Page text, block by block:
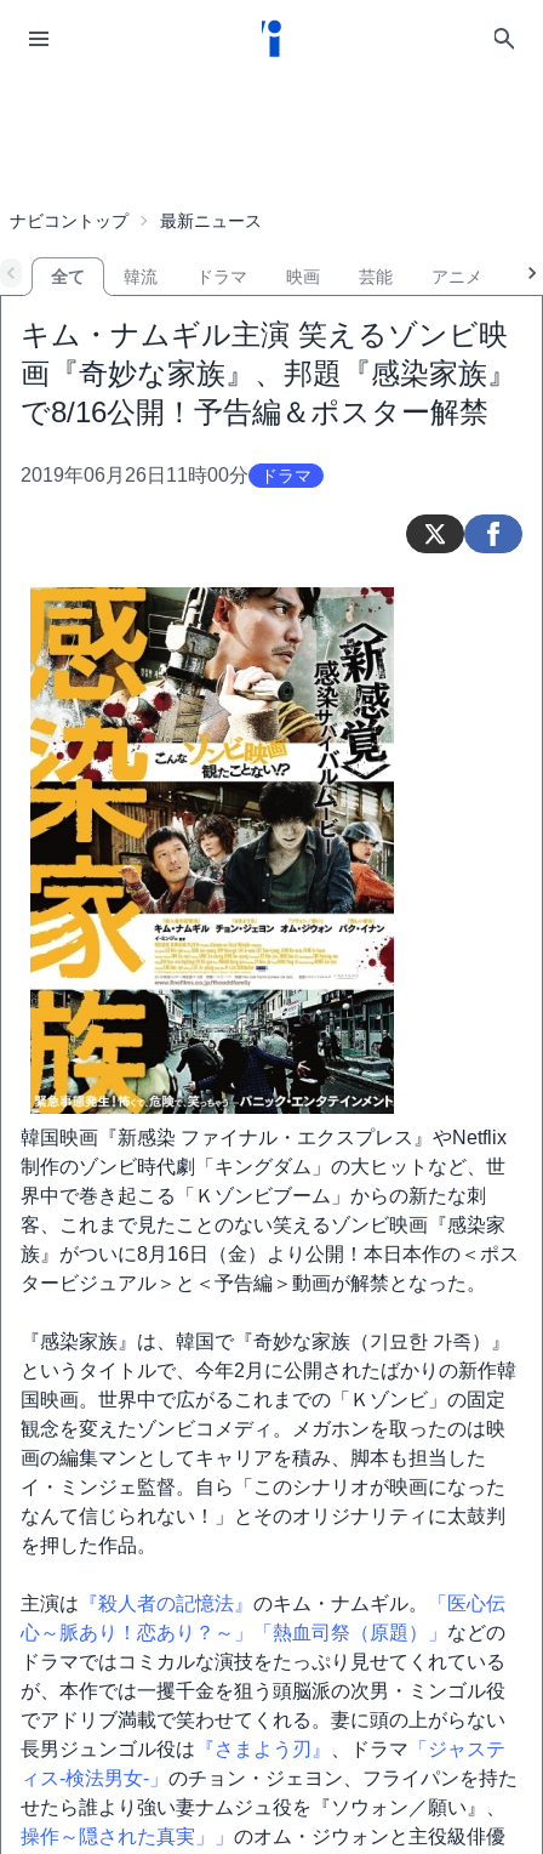
ナビコントップ 最新ニュース
全て 韓流 ドラマ 映画 芸能 アニメ
キム・ナムギル主演 笑えるゾンビ映
画『奇妙な家族』、邦題『感染家族』
で8/16公開！予告編＆ポスター解禁
2019年06月26日11時00分 ドラマ
韓国映画『新感染 ファイナル・エクスプレス』やNetflix
制作のゾンビ時代劇「キングダム」の大ヒットなど、世
界中で巻き起こる「Ｋゾンビブーム」からの新たな刺
客、これまで見たことのない笑えるゾンビ映画『感染家
族』がついに8月16日（金）より公開！本日本作の＜ポス
タービジュアル＞と＜予告編＞動画が解禁となった。
『感染家族』は、韓国で『奇妙な家族（기묘한 가족）』
というタイトルで、今年2月に公開されたばかりの新作韓
国映画。世界中で広がるこれまでの「Ｋゾンビ」の固定
観念を変えたゾンビコメディ。メガホンを取ったのは映
画の編集マンとしてキャリアを積み、脚本も担当した
イ・ミンジェ監督。自ら「このシナリオが映画になった
なんて信じられない！」とそのオリジナリティに太鼓判
を押した作品。
主演は 『殺人者の記憶法』 のキム・ナムギル。
「医心伝
心～脈あり！恋あり？～」
「熱血司祭（原題）」 などの
ドラマではコミカルな演技をたっぷり見せてくれている
が、本作では一攫千金を狙う頭脳派の次男・ミンゴル役
でアドリブ満載で笑わせてくれる。妻に頭の上がらない
長男ジュンゴル役は 『さまよう刃』 、ドラマ 「ジャステ
ィス-検法男女-」 のチョン・ジェヨン、フライパンを持た
せたら誰より強い妻ナムジュ役を『ソウォン／願い』、
操作～隠された真実」」 のオム・ジウォンと主役級俳優